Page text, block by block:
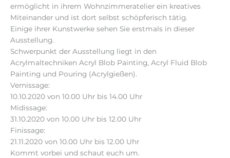
ermöglicht in ihrem Wohnzimmeratelier ein kreatives
Miteinander und ist dort selbst schöpferisch tätig.
Einige ihrer Kunstwerke sehen Sie erstmals in dieser
Ausstellung.
Schwerpunkt der Ausstellung liegt in den
Acrylmaltechniken Acryl Blob Painting, Acryl Fluid Blob
Painting und Pouring (Acrylgießen).
Vernissage:
10.10.2020 von 10.00 Uhr bis 14.00 Uhr
Midissage:
31.10.2020 von 10.00 Uhr bis 12.00 Uhr
Finissage:
21.11.2020 von 10.00 Uhr bis 12.00 Uhr
Kommt vorbei und schaut euch um.